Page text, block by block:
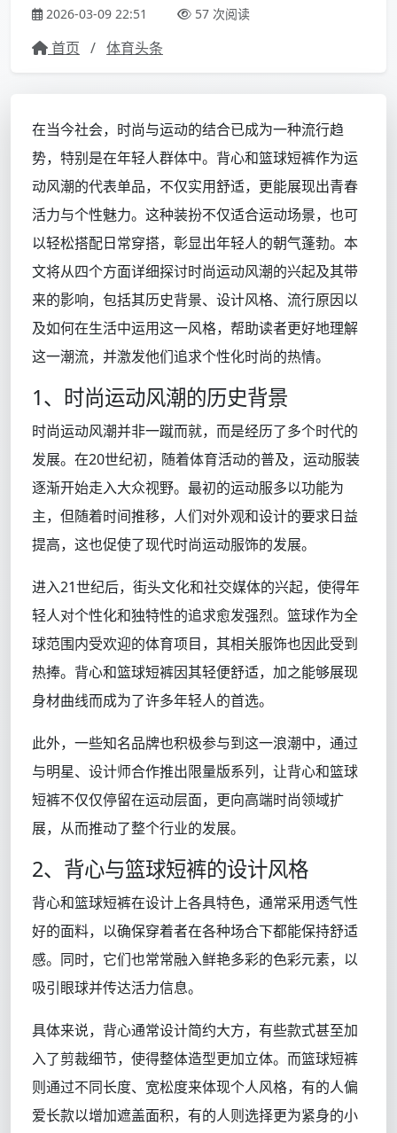
2026-03-09 22:51 57 次阅读
首页 / 体育头条
在当今社会，时尚与运动的结合已成为一种流行趋
势，特别是在年轻人群体中。背心和篮球短裤作为运
动风潮的代表单品，不仅实用舒适，更能展现出青春
活力与个性魅力。这种装扮不仅适合运动场景，也可
以轻松搭配日常穿搭，彰显出年轻人的朝气蓬勃。本
文将从四个方面详细探讨时尚运动风潮的兴起及其带
来的影响，包括其历史背景、设计风格、流行原因以
及如何在生活中运用这一风格，帮助读者更好地理解
这一潮流，并激发他们追求个性化时尚的热情。
1、时尚运动风潮的历史背景
时尚运动风潮并非一蹴而就，而是经历了多个时代的
发展。在20世纪初，随着体育活动的普及，运动服装
逐渐开始走入大众视野。最初的运动服多以功能为
主，但随着时间推移，人们对外观和设计的要求日益
提高，这也促使了现代时尚运动服饰的发展。
进入21世纪后，街头文化和社交媒体的兴起，使得年
轻人对个性化和独特性的追求愈发强烈。篮球作为全
球范围内受欢迎的体育项目，其相关服饰也因此受到
热捧。背心和篮球短裤因其轻便舒适，加之能够展现
身材曲线而成为了许多年轻人的首选。
此外，一些知名品牌也积极参与到这一浪潮中，通过
与明星、设计师合作推出限量版系列，让背心和篮球
短裤不仅仅停留在运动层面，更向高端时尚领域扩
展，从而推动了整个行业的发展。
2、背心与篮球短裤的设计风格
背心和篮球短裤在设计上各具特色，通常采用透气性
好的面料，以确保穿着者在各种场合下都能保持舒适
感。同时，它们也常常融入鲜艳多彩的色彩元素，以
吸引眼球并传达活力信息。
具体来说，背心通常设计简约大方，有些款式甚至加
入了剪裁细节，使得整体造型更加立体。而篮球短裤
则通过不同长度、宽松度来体现个人风格，有的人偏
爱长款以增加遮盖面积，有的人则选择更为紧身的小